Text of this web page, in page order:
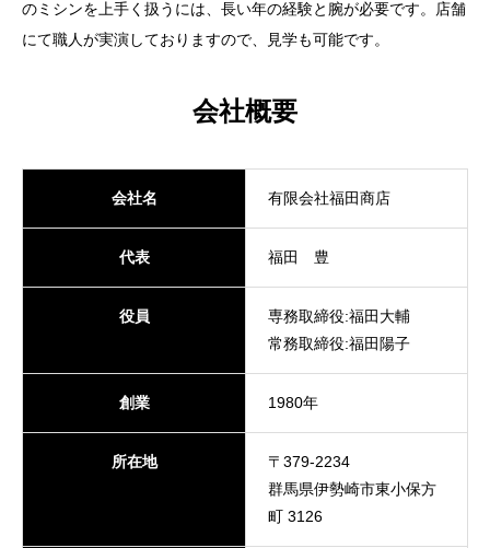
のミシンを上手く扱うには、長い年の経験と腕が必要です。店舗
にて職人が実演しておりますので、見学も可能です。
会社概要
会社名 有限会社福田商店
代表 福田 豊
役員
専務取締役:福田大輔
常務取締役:福田陽子
創業 1980年
所在地
〒379-2234
群馬県伊勢崎市東小保方
町 3126